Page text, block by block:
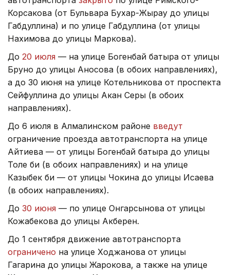
Корсакова (от Бульвара Бухар-Жырау до улицы
Габдуллина) и по улице Габдуллина (от улицы
Нахимова до улицы Маркова).
До 20 июля — на улице Богенбай батыра от улицы
Бруно до улицы Аносова (в обоих направлениях),
а до 30 июня на улице Котельникова от проспекта
Сейфуллина до улицы Акан Серы (в обоих
направлениях).
До 6 июля в Алмалинском районе введут
ограничение проезда автотранспорта на улице
Айтиева — от улицы Богенбай батыра до улицы
Толе би (в обоих направлениях) и на улице
Казыбек би — от улицы Чокина до улицы Исаева
(в обоих направлениях).
До 30 июня — по улице Онгарсынова от улицы
Кожабекова до улицы Акберен.
До 1 сентября движение автотранспорта
ограничено на улице Ходжанова от улицы
Гагарина до улицы Жарокова, а также на улице